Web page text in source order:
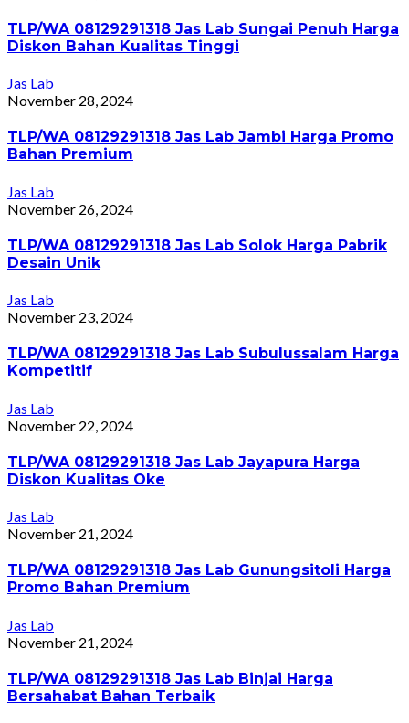
TLP/WA 08129291318 Jas Lab Sungai Penuh Harga
Diskon Bahan Kualitas Tinggi
Jas Lab
November 28, 2024
TLP/WA 08129291318 Jas Lab Jambi Harga Promo
Bahan Premium
Jas Lab
November 26, 2024
TLP/WA 08129291318 Jas Lab Solok Harga Pabrik
Desain Unik
Jas Lab
November 23, 2024
TLP/WA 08129291318 Jas Lab Subulussalam Harga
Kompetitif
Jas Lab
November 22, 2024
TLP/WA 08129291318 Jas Lab Jayapura Harga
Diskon Kualitas Oke
Jas Lab
November 21, 2024
TLP/WA 08129291318 Jas Lab Gunungsitoli Harga
Promo Bahan Premium
Jas Lab
November 21, 2024
TLP/WA 08129291318 Jas Lab Binjai Harga
Bersahabat Bahan Terbaik